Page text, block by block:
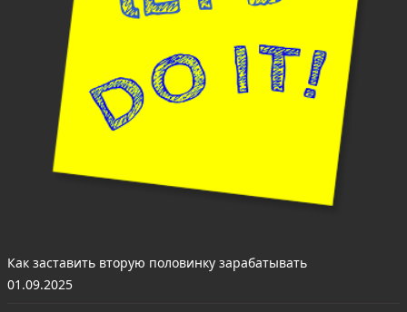
Как заставить вторую половинку зарабатывать
01.09.2025